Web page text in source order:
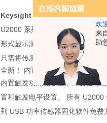
欢
来
助
Keysight 是德U2000H USB 功
U2000 系列功率传感器得到
形式显示测量结果。
只需将传感器连接至安装了
全新！ 内置触发和迹线显示功能
内置触发功能能够基于猝发信号
置和触发电平设置。 所有
列 USB 功率传感器固化软件免费